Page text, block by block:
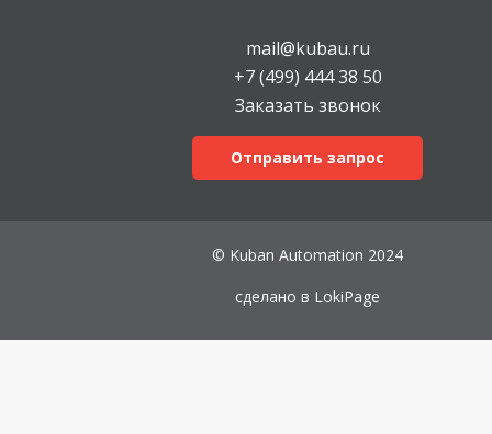
mail@kubau.ru
+7 (499) 444 38 50
Заказать звонок
Отправить запрос
© Kuban Automation 2024
сделано в LokiPage